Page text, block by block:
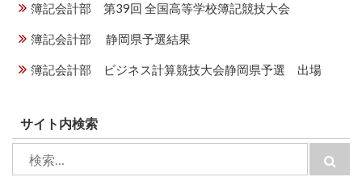
簿記会計部 第39回 全国高等学校簿記競技大会
簿記会計部 静岡県予選結果
簿記会計部 ビジネス計算競技大会静岡県予選 出場
サイト内検索
索:
索